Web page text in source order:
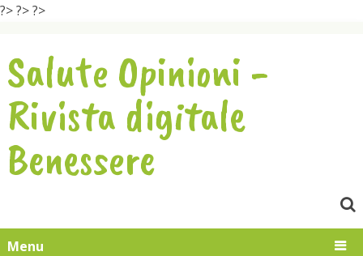
?>?>?>
Salute Opinioni -
Rivista digitale
Benessere
Menu